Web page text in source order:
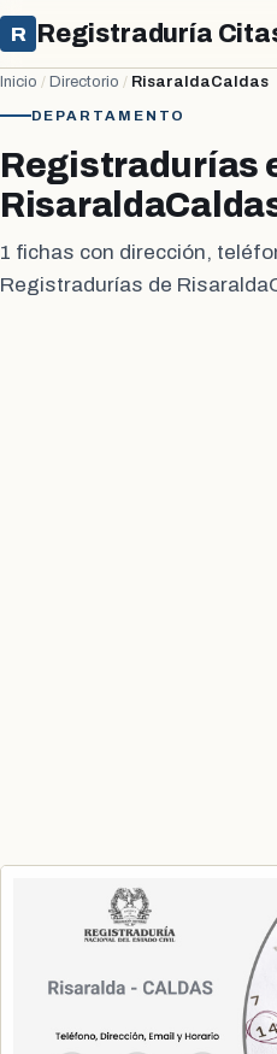
R Registraduría
Inicio / Directorio / RisaraldaCaldas
DEPARTAMENTO
Registradurías
1 fichas con dirección,
Registradurías de